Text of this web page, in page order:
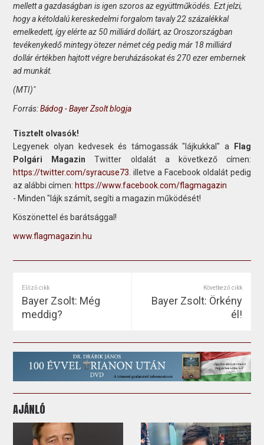
mellett a gazdaságban is igen szoros az együttműködés. Ezt jelzi,
hogy a kétoldalú kereskedelmi forgalom tavaly 22 százalékkal
emelkedett, így elérte az 50 milliárd dollárt, az Oroszországban
tevékenykedő mintegy ötezer német cég pedig már 18 milliárd
dollár értékben hajtott végre beruházásokat és 270 ezer embernek
ad munkát.
(MTI)"
Forrás:Bádog - Bayer Zsolt blogja
Tisztelt olvasók!
Legyenek olyan kedvesek és támogassák "lájkukkal" a
Flag
Polgári Magazin Twitter oldalát a következő címen:
https://twitter.com/syracuse73 . illetve a Facebook oldalát pedig
az alábbi címen: https://www.facebook.com/flagmagazin
- Minden "lájk számít, segíti a magazin működését!
Köszönettel és barátsággal!
www.flagmagazin.hu
Előző cikk
Bayer Zsolt: Még
meddig?
Következő cikk
Bayer Zsolt: Örkény
él!
AJÁNLÓ